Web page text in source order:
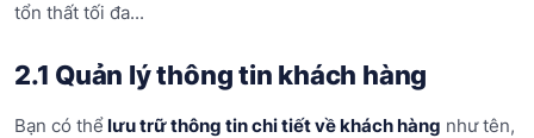
tổn thất tối đa...
2.1 Quản lý thông tin khách hàng
Bạn có thể lưu trữ thông tin chi tiết về khách hàng như tên,